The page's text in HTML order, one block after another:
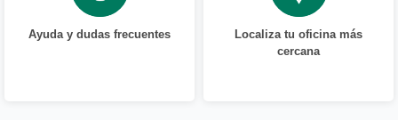
Ayuda y dudas frecuentes
Localiza tu oficina más
cercana